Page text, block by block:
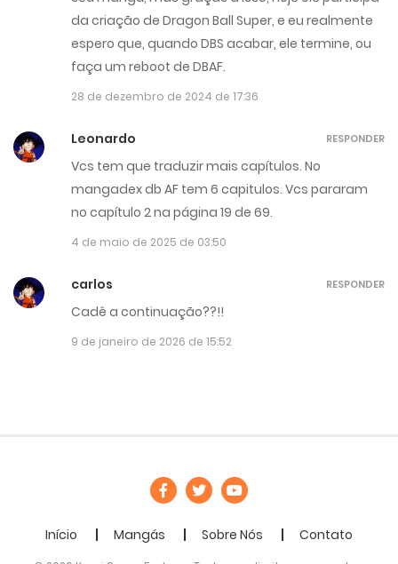
da criação de Dragon Ball Super, e eu realmente
espero que, quando DBS acabar, ele termine, ou
faça um reboot de DBAF.
28 de dezembro de 2024 de 17:36
Leonardo
Vcs tem que traduzir mais capítulos. No
mangadex db AF tem 6 capitulos. Vcs pararam
no capítulo 2 na página 19 de 69.
4 de maio de 2025 de 03:50
RESPONDER
carlos
Cadê a continuação??!!
9 de janeiro de 2026 de 15:52
RESPONDER
Início Mangás Sobre Nós Contato